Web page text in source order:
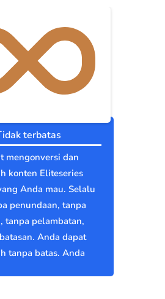
terbatas
mengonversi dan
konten Eliteseries
Anda mau. Selalu
penundaan, tanpa
tanpa pelambatan,
Anda dapat
tanpa batas. Anda